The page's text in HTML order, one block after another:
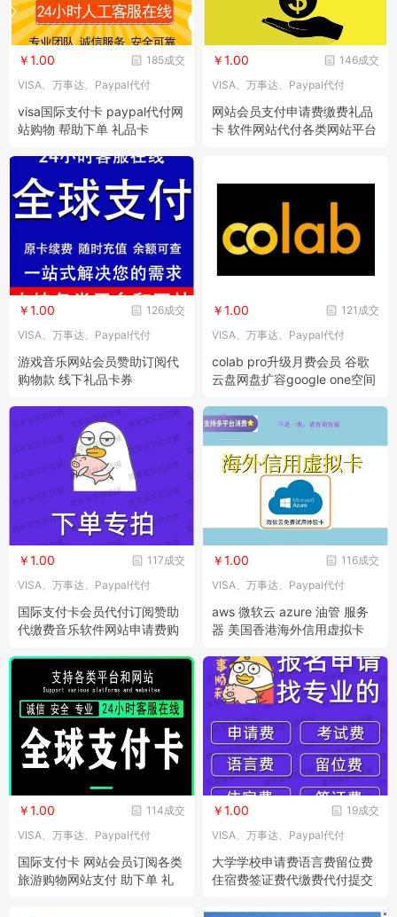
185成交
￥1.00
VISA、万事达、Paypal代付
visa国际支付卡 paypal代付网
站购物 帮助下单 礼品卡
146成交
￥1.00
VISA、万事达、Paypal代付
网站会员支付申请费缴费礼品
卡 软件网站代付各类网站平台
126成交
￥1.00
VISA、万事达、Paypal代付
游戏音乐网站会员赞助订阅代
购物款 线下礼品卡券
121成交
￥1.00
VISA、万事达、Paypal代付
colab pro升级月费会员 谷歌
云盘网盘扩容google one空间
117成交
￥1.00
VISA、万事达、Paypal代付
国际支付卡会员代付订阅赞助
代缴费音乐软件网站申请费购
116成交
￥1.00
VISA、万事达、Paypal代付
aws 微软云 azure 油管 服务
器 美国香港海外信用虚拟卡
114成交
￥1.00
VISA、万事达、Paypal代付
国际支付卡 网站会员订阅各类
旅游购物网站支付 助下单 礼
19成交
￥1.00
VISA、万事达、Paypal代付
大学学校申请费语言费留位费
住宿费签证费代缴费代付提交